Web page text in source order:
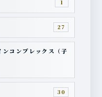
1
27
ンコンプレックス（子
30